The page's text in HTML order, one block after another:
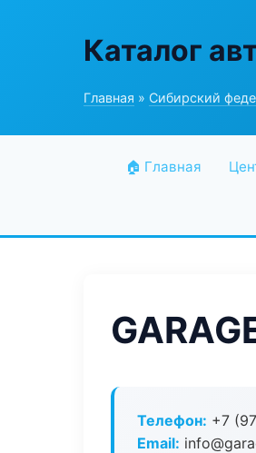
Каталог
Главная » Сибирский
🏠 Главная
Телефон: +7
Email: